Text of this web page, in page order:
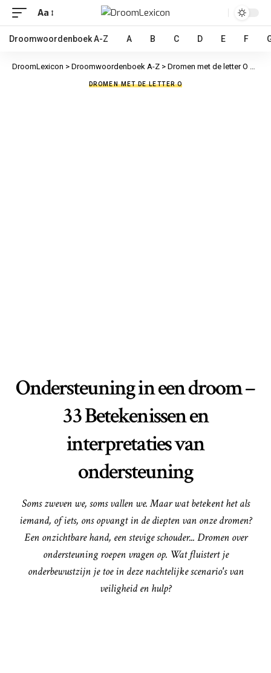
Aa
Droomwoordenboek A-Z A B C D E F
DroomLexicon > Droomwoordenboek A-Z > Dromen met de letter O
DROMEN MET DE LETTER O
Ondersteuning in een droom –
33 Betekenissen en
interpretaties van
ondersteuning
Soms zweven we, soms vallen we. Maar wat betekent het als
iemand, of iets, ons opvangt in de diepten van onze dromen?
Een onzichtbare hand, een stevige schouder... Dromen over
ondersteuning roepen vragen op. Wat fluistert je
onderbewustzijn je toe in deze nachtelijke scenario's van
veiligheid en hulp?